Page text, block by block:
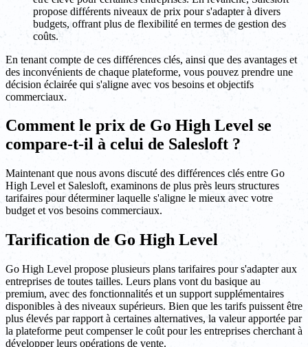
propose différents niveaux de prix pour s'adapter à divers
budgets, offrant plus de flexibilité en termes de gestion des
coûts.
En tenant compte de ces différences clés, ainsi que des avantages et
des inconvénients de chaque plateforme, vous pouvez prendre une
décision éclairée qui s'aligne avec vos besoins et objectifs
commerciaux.
Comment le prix de Go High Level se
compare-t-il à celui de Salesloft ?
Maintenant que nous avons discuté des différences clés entre Go
High Level et Salesloft, examinons de plus près leurs structures
tarifaires pour déterminer laquelle s'aligne le mieux avec votre
budget et vos besoins commerciaux.
Tarification de Go High Level
Go High Level propose plusieurs plans tarifaires pour s'adapter aux
entreprises de toutes tailles. Leurs plans vont du basique au
premium, avec des fonctionnalités et un support supplémentaires
disponibles à des niveaux supérieurs. Bien que les tarifs puissent être
plus élevés par rapport à certaines alternatives, la valeur apportée par
la plateforme peut compenser le coût pour les entreprises cherchant à
développer leurs opérations de vente.